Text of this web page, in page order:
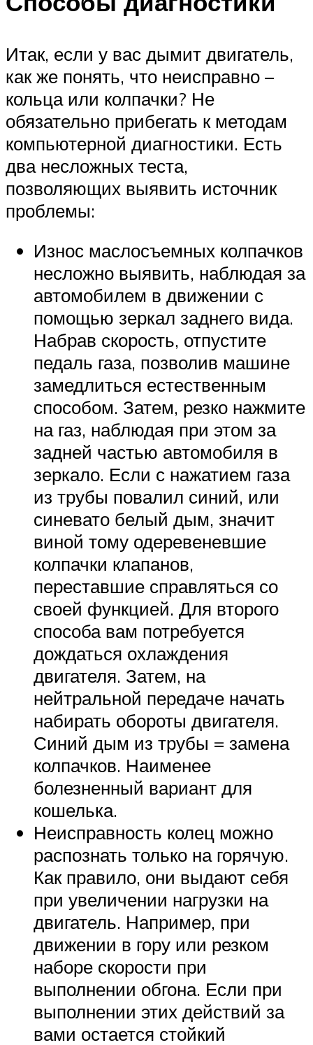
Итак, если у вас дымит двигатель,
как же понять, что неисправно –
кольца или колпачки? Не
обязательно прибегать к методам
компьютерной диагностики. Есть
два несложных теста,
позволяющих выявить источник
проблемы:
Износ маслосъемных колпачков
несложно выявить, наблюдая за
автомобилем в движении с
помощью зеркал заднего вида.
Набрав скорость, отпустите
педаль газа, позволив машине
замедлиться естественным
способом. Затем, резко нажмите
на газ, наблюдая при этом за
задней частью автомобиля в
зеркало. Если с нажатием газа
из трубы повалил синий, или
синевато белый дым, значит
виной тому одеревеневшие
колпачки клапанов,
переставшие справляться со
своей функцией. Для второго
способа вам потребуется
дождаться охлаждения
двигателя. Затем, на
нейтральной передаче начать
набирать обороты двигателя.
Синий дым из трубы = замена
колпачков. Наименее
болезненный вариант для
кошелька.
Неисправность колец можно
распознать только на горячую.
Как правило, они выдают себя
при увеличении нагрузки на
двигатель. Например, при
движении в гору или резком
наборе скорости при
выполнении обгона. Если при
выполнении этих действий за
вами остается стойкий